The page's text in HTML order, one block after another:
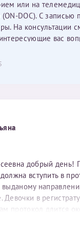
как с давней
Вообще в данной
вежливый и чуткий,
собираемся туда ещё
или на
DOC). С записью
На консультации
вас
добрый день!
вступить в
выданому
Девочки в
протокол длится
я должна
год провести в